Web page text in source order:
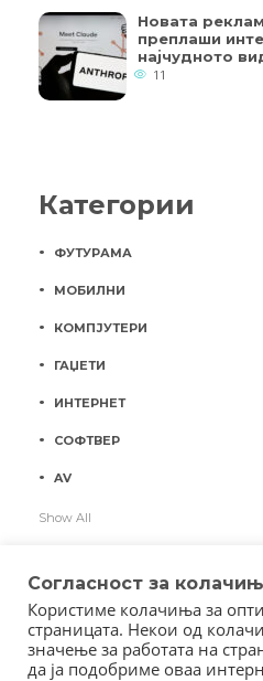
Новата
преплаши
најчудното
11
Категории
ФУТУРАМА
МОБИЛНИ
КОМПЈУТЕРИ
ГАЏЕТИ
ИНТЕРНЕТ
СОФТВЕР
AV
Show All
Согласност за
Користиме колачиња за
страницата. Некои од
значење за работата на
да ја подобриме оваа